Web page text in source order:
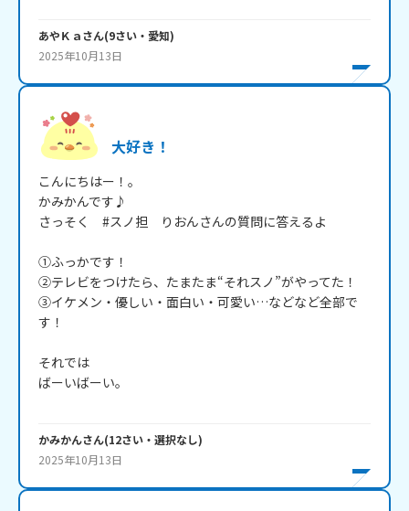
あやＫａさん(9さい・ 愛知)
2025年10月13日
大好き！
こんにちはー！。
かみかんです♪
さっそく　#スノ担　りおんさんの質問に答えるよ
①ふっかです！
②テレビをつけたら、たまたま“それスノ”がやってた！
③イケメン・優しい・面白い・可愛い…などなど全部で
す！
それでは
ばーいばーい。
かみかんさん(12さい・ 選択なし)
2025年10月13日